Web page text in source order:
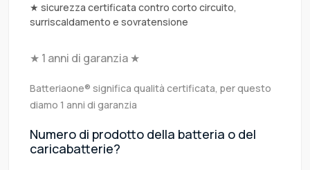
★ sicurezza certificata contro corto circuito,
surriscaldamento e sovratensione
★ 1 anni di garanzia ★
Batteriaone® significa qualità certificata, per questo
diamo 1 anni di garanzia
Numero di prodotto della batteria o del
caricabatterie?